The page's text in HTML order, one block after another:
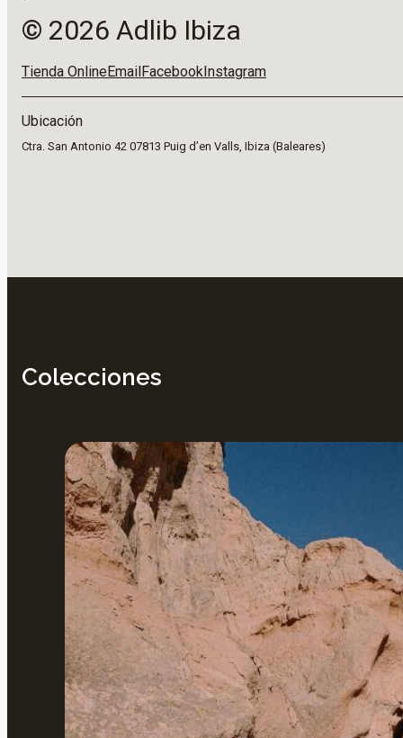
© 2026 Adlib Ibiza
Tienda OnlineEmailFacebookInstagram
Ubicación
Ctra. San Antonio 42 07813 Puig d’en Valls, Ibiza (Baleares)
Colecciones